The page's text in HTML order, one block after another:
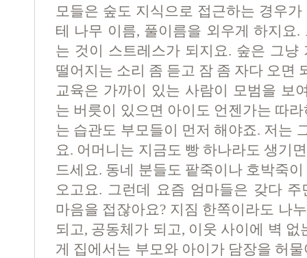
모들은 숲도 지식으로 접근하는 경우
테 나무 이름, 풀이름을 외우게 하지요
는 것이 스트레스가 되지요. 숲은 그냥
떨어지는 소리 좀 듣고 잠 좀 자다 오면
교육은 가까이 있는 사람이 모범을 보
는 버릇이 있으면 아이도 언젠가는 따
는 습관도 부모들이 먼저 해야죠. 저는
요. 어머니는 지금도 빵 하나라도 생기
드세요. 동네 분들도 팥죽이나 호박죽
오고요. 그런데 요즘 엄마들은 갖다
마음을 접잖아요? 지짐 한쪽이라도 나
되고, 공동체가 되고, 이웃 사이에 벽
게 집에서는 부모와 아이가 담장을 허